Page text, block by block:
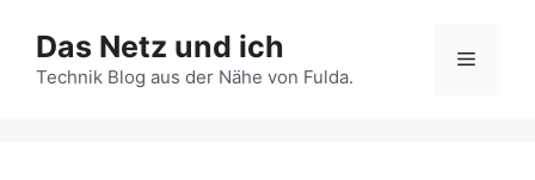
Inhalt
springen
Das Netz und ich
Technik Blog aus der Nähe von Fulda.
Menü